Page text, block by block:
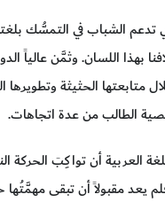
تدعم الشباب في التمسُّك
بهذا اللسان. وثمَّن عالياً
متابعتها الحثيثة
الطالب من عدة اتجاهات.
العربية أن تواكِبَ
يعد مقبولاً أن تبقى